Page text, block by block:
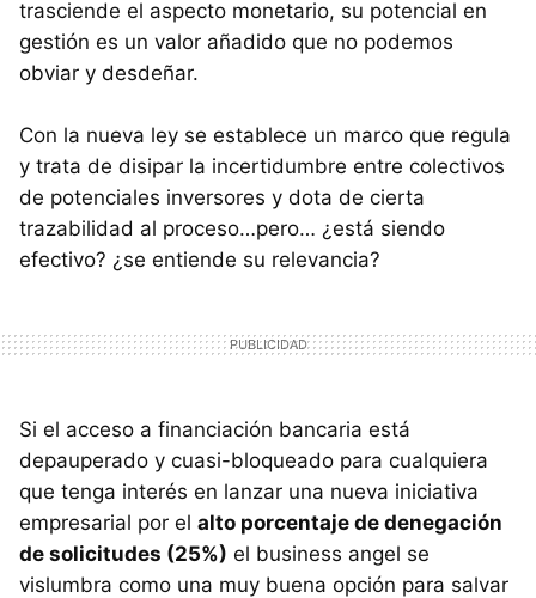
trasciende el aspecto monetario, su potencial en
gestión es un valor añadido que no podemos
obviar y desdeñar.
Con la nueva ley se establece un marco que regula
y trata de disipar la incertidumbre entre colectivos
de potenciales inversores y dota de cierta
trazabilidad al proceso…pero… ¿está siendo
efectivo? ¿se entiende su relevancia?
Si el acceso a financiación bancaria está
depauperado y cuasi-bloqueado para cualquiera
que tenga interés en lanzar una nueva iniciativa
empresarial por el alto porcentaje de denegación
de solicitudes (25%) el business angel se
vislumbra como una muy buena opción para salvar